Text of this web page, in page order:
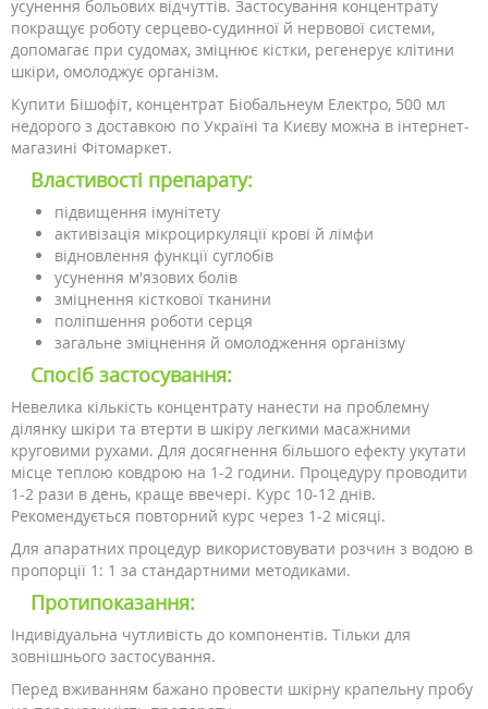
усунення больових відчуттів. Застосування концентрату
покращує роботу серцево-судинної й нервової системи,
допомагає при судомах, зміцнює кістки, регенерує клітини
шкіри, омолоджує організм.
Купити Бішофіт, концентрат Біобальнеум Електро, 500 мл
недорого з доставкою по Україні та Києву можна в інтернет-
магазині Фітомаркет.
Властивості препарату:
підвищення імунітету
активізація мікроциркуляції крові й лімфи
відновлення функції суглобів
усунення м'язових болів
зміцнення кісткової тканини
поліпшення роботи серця
загальне зміцнення й омолодження організму
Спосіб застосування:
Невелика кількість концентрату нанести на проблемну
ділянку шкіри та втерти в шкіру легкими масажними
круговими рухами. Для досягнення більшого ефекту укутати
місце теплою ковдрою на 1-2 години. Процедуру проводити
1-2 рази в день, краще ввечері. Курс 10-12 днів.
Рекомендується повторний курс через 1-2 місяці.
Для апаратних процедур використовувати розчин з водою в
пропорції 1: 1 за стандартними методиками.
Протипоказання:
Індивідуальна чутливість до компонентів. Тільки для
зовнішнього застосування.
Перед вживанням бажано провести шкірну крапельну пробу